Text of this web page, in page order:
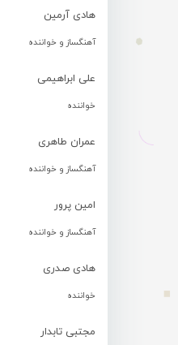
هادی آرمین
آهنگساز و خواننده
علی ابراهیمی
خواننده
عمران طاهری
آهنگساز و خواننده
امین پرور
آهنگساز و خواننده
هادی صدری
خواننده
مجتبی تابدار